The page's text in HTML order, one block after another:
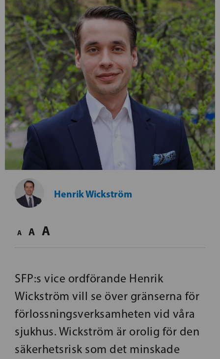
Henrik Wickström
A A A
SFP:s vice ordförande Henrik
Wickström vill se över gränserna för
förlossningsverksamheten vid våra
sjukhus. Wickström är orolig för den
säkerhetsrisk som det minskade